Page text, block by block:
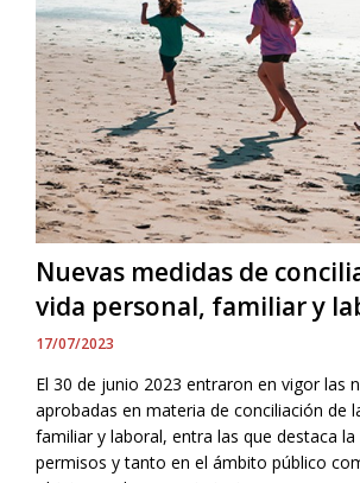
Nuevas medidas de
vida personal, familiar y
17/07/2023
El 30 de junio 2023 entraron en vigor las
aprobadas en materia de conciliación de
familiar y laboral, entra las que destaca
permisos y tanto en el ámbito público